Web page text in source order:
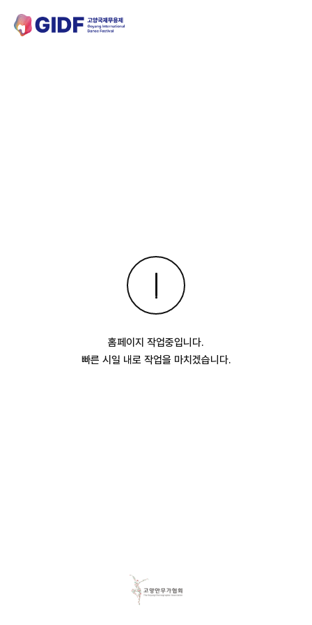
홈페이지 작업중입니다.
빠른 시일 내로 작업을 마치겠습니다.